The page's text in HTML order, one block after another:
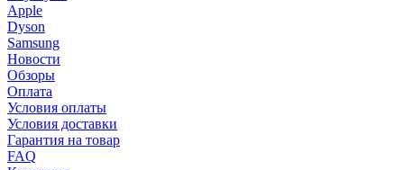
Apple
Dyson
Samsung
Новости
Обзоры
Оплата
Условия оплаты
Условия доставки
Гарантия на товар
FAQ